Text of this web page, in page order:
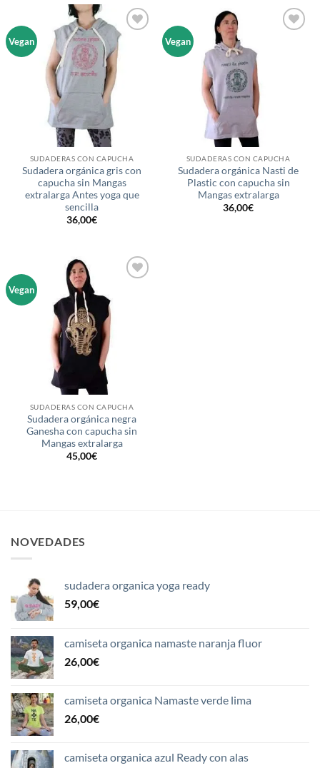
Vegan
SUDADERAS CON CAPUCHA
Sudadera orgánica gris con
capucha sin Mangas
extralarga Antes yoga que
sencilla
36,00€
Vegan
SUDADERAS CON CAPUCHA
Sudadera orgánica Nasti de
Plastic con capucha sin
Mangas extralarga
36,00€
Vegan
SUDADERAS CON CAPUCHA
Sudadera orgánica negra
Ganesha con capucha sin
Mangas extralarga
45,00€
NOVEDADES
sudadera organica yoga ready
59,00€
camiseta organica namaste naranja fluor
26,00€
camiseta organica Namaste verde lima
26,00€
camiseta organica azul Ready con alas